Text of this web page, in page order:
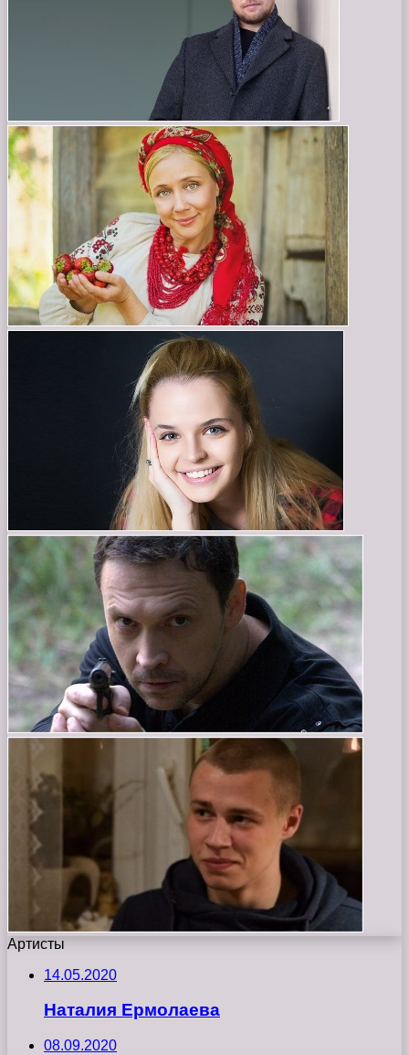
Артисты
14.05.2020
Наталия Ермолаева
08.09.2020